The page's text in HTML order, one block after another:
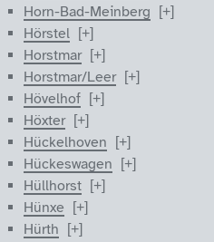
Horn-Bad-Meinberg
Hörstel
Horstmar
Horstmar/Leer
Hövelhof
Höxter
Hückelhoven
Hückeswagen
Hüllhorst
Hünxe
Hürth